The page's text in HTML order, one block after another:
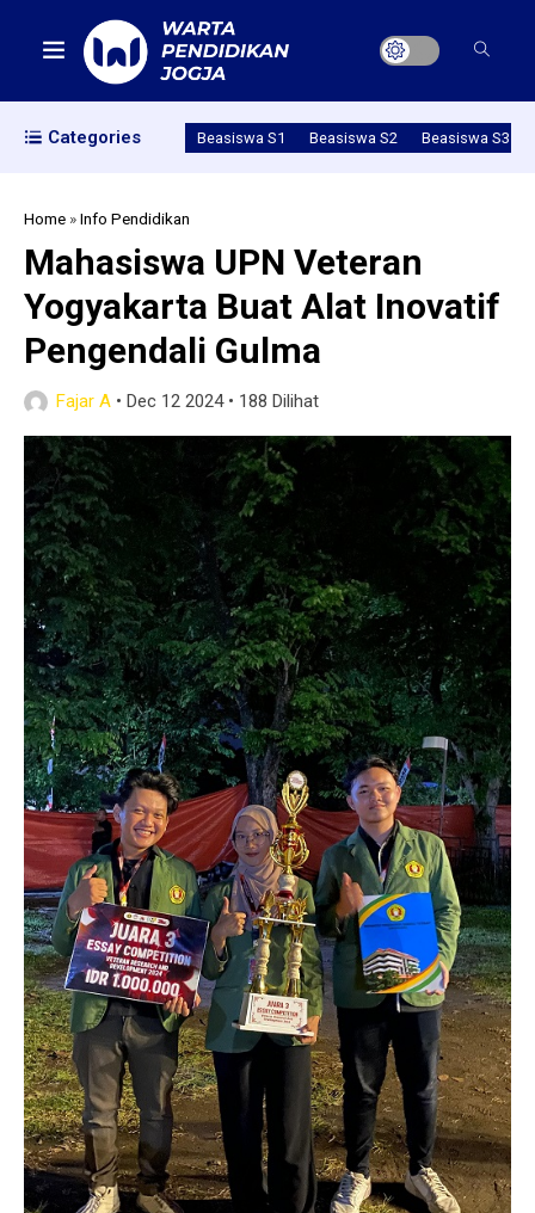
Categories Beasiswa S1 Beasiswa S2 Beasiswa S3
Home »Info Pendidikan
Mahasiswa UPN Veteran
Yogyakarta Buat Alat Inovatif
Pengendali Gulma
Fajar A • Dec 12 2024• 188 Dilihat